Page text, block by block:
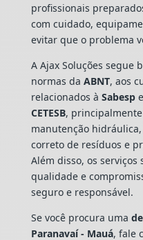
profissionais
com cuidado,
evitar que o problema
A Ajax Soluções segue
normas da ABNT, aos
relacionados à Sabesp
CETESB,
manutenção
correto de resíduos e
Além disso, os
qualidade e
seguro e responsável.
Se você procura uma
Paranavaí - Mauá, fale